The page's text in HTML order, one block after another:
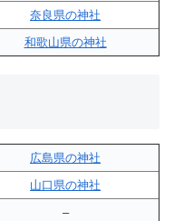
奈良県の神社
和歌山県の神社
広島県の神社
山口県の神社
–